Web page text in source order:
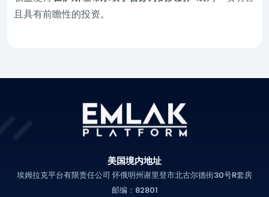
且具有前瞻性的投资。
美国境内地址
埃姆拉克平台有限责任公司 怀俄明州谢里登市北古尔德街30号R套房
邮编：82801